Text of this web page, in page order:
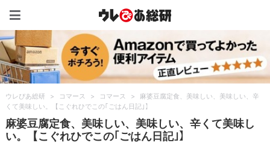
ウレぴあ総研 > コマース > コマース >
麻婆豆腐定食、美味しい、美味しい、辛
くて美味しい。【こぐれひでこの｢ごはん日記｣】
麻婆豆腐定食、美味しい、美味しい、辛くて美味し
い。【こぐれひでこの｢ごはん日記｣】